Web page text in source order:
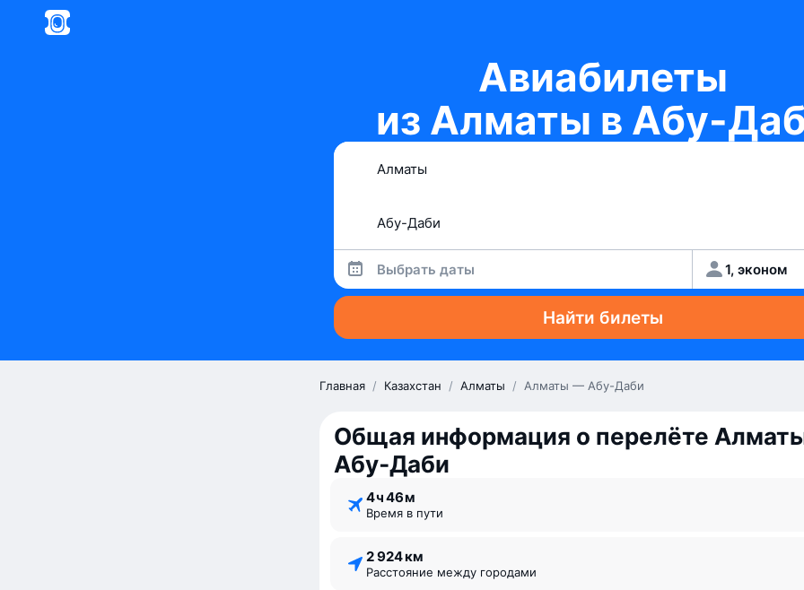
Авиабилеты
из Алматы в Абу-
Выбрать даты 1, эконом
Найти билеты
Главная / Казахстан / Алматы / Алматы — Абу-Даби
Общая информация о перелёте
Абу‑Даби
4 ⁠ч 46 ⁠м
Время в пути
2 924 км
Расстояние между городами